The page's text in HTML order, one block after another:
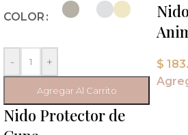
COLOR
- +
Agregar Al Carrito
Nido Protector de
$